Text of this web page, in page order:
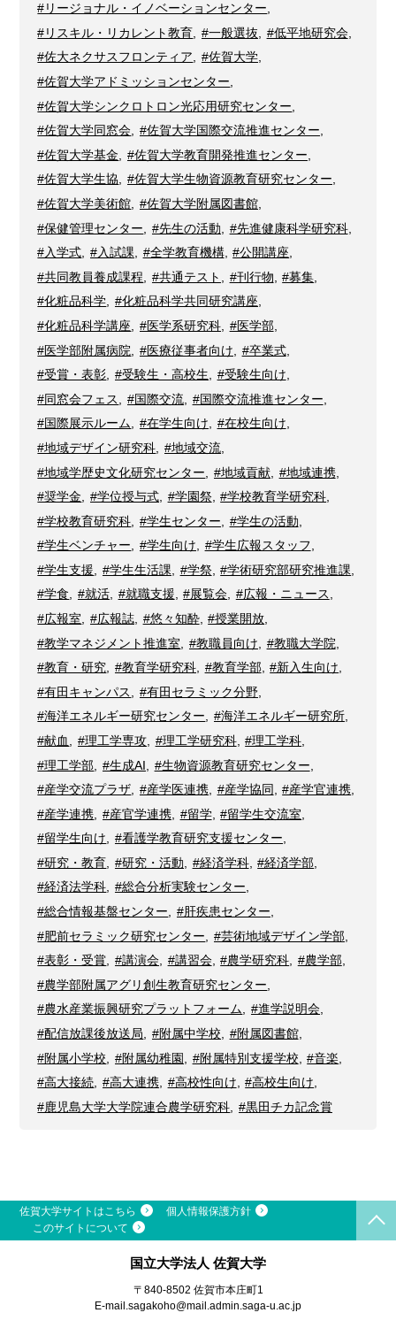
#リージョナル・イノベーションセンター
#リスキル・リカレント教育
#一般選抜 #低平地研究会,
#佐大ネクサスフロンティア, #佐賀大学,
#佐賀大学アドミッションセンター
#佐賀大学シンクロトロン光応用研究センター
#佐賀大学同窓会
#佐賀大学国際交流推進センター
#佐賀大学基金
#佐賀大学教育開発推進センター
#佐賀大学生協, #佐賀大学生物資源教育研究センター,
#佐賀大学美術館
#佐賀大学附属図書館,
#保健管理センター
#先生の活動 #先進健康科学研究科,
#入学式
#入試課 #全学教育機構, #公開講座
#共同教員養成課程
#共通テスト #刊行物 #募集
#化粧品科学, #化粧品科学共同研究講座,
#化粧品科学講座
#医学系研究科, #医学部,
#医学部附属病院
#医療従事者向け #卒業式,
#受賞・表彰
#受験生・高校生 #受験生向け
#同窓会フェス
#国際交流, #国際交流推進センター
#国際展示ルーム
#在学生向け #在校生向け
#地域デザイン研究科
#地域交流,
#地域学歴史文化研究センター
#地域貢献, #地域連携,
#奨学金
#学位授与式, #学園祭, #学校教育学研究科
#学校教育研究科
#学生センター #学生の活動
#学生ベンチャー
#学生向け #学生広報スタッフ
#学生支援
#学生生活課 #学祭, #学術研究部研究推進課
#学食, #就活, #就職支援, #展覧会, #広報・ニュース,
#広報室
#広報誌, #悠々知酔, #授業開放
#教学マネジメント推進室
#教職員向け #教職大学院
#教育・研究
#教育学研究科, #教育学部, #新入生向け
#有田キャンパス
#有田セラミック分野,
#海洋エネルギー研究センター, #海洋エネルギー研究所,
#献血
#理工学専攻, #理工学研究科, #理工学科
#理工学部
#生成AI #生物資源教育研究センター
#産学交流プラザ
#産学医連携, #産学協同 #産学官連携
#産学連携
#産官学連携, #留学, #留学生交流室
#留学生向け, #看護学教育研究支援センター,
#研究・教育
#研究・活動 #経済学科, #経済学部
#経済法学科, #総合分析実験センター,
#総合情報基盤センター
#肝疾患センター
#肥前セラミック研究センター
#芸術地域デザイン学部,
#表彰・受賞, #講演会, #講習会, #農学研究科, #農学部,
#農学部附属アグリ創生教育研究センター
#農水産業振興研究プラットフォーム, #進学説明会,
#配信放課後放送局
#附属中学校 #附属図書館,
#附属小学校
#附属幼稚園 #附属特別支援学校 #音楽
#高大接続, #高大連携, #高校性向け, #高校生向け,
#鹿児島大学大学院連合農学研究科
#黒田チカ記念賞
佐賀大学サイトはこちら
個人情報保護方針
このサイトについて
国立大学法人 佐賀大学
〒840-8502 佐賀市本庄町1
E-mail.sagakoho@mail.admin.saga-u.ac.jp